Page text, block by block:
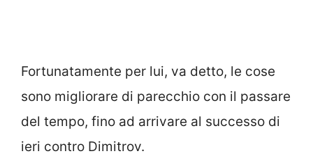
Fortunatamente per lui, va detto, le cose
sono migliorare di parecchio con il passare
del tempo, fino ad arrivare al successo di
ieri contro Dimitrov.